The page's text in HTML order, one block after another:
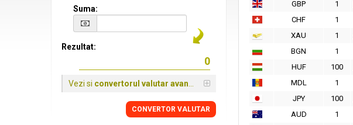
GBP
1
CHF
1
XAU
1
BGN
1
HUF
100
MDL
1
JPY
100
AUD
1
Suma:
Rezultat:
Vezi si convertorul valutar avansat
CONVERTOR VALUTAR